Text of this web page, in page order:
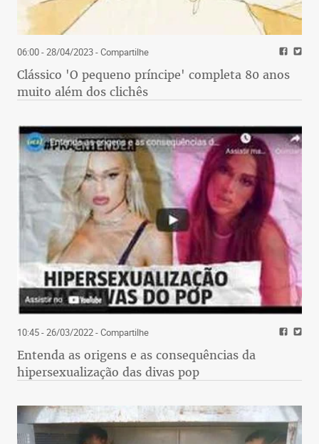
06:00 - 28/04/2023- Compartilhe
Clássico 'O pequeno príncipe' completa 80 anos
muito além dos clichês
10:45 - 26/03/2022- Compartilhe
Entenda as origens e as consequências da
hipersexualização das divas pop